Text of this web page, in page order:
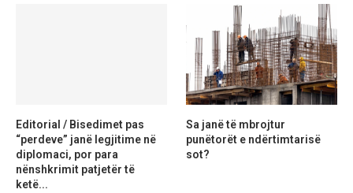
Editorial / Bisedimet pas
“perdeve” janë legjitime në
diplomaci, por para
nënshkrimit patjetër të
ketë...
Sa janë të mbrojtur
punëtorët e ndërtimtarisë
sot?